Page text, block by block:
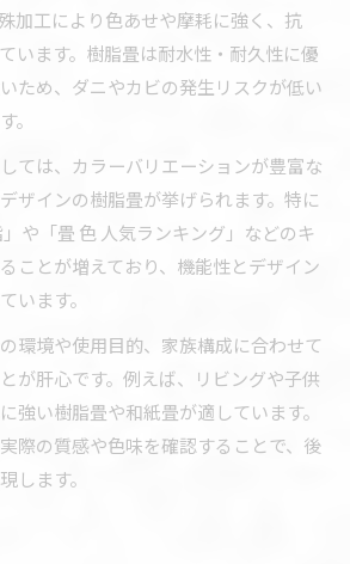
加工により色あせや摩耗に強く、抗
います。樹脂畳は耐水性・耐久性に優
ため、ダニやカビの発生リスクが低い
。
ては、カラーバリエーションが豊富な
ザインの樹脂畳が挙げられます。特に
や「畳 色 人気ランキング」などのキ
ことが増えており、機能性とデザイン
います。
環境や使用目的、家族構成に合わせて
が肝心です。例えば、リビングや子供
強い樹脂畳や和紙畳が適しています。
際の質感や色味を確認することで、後
します。